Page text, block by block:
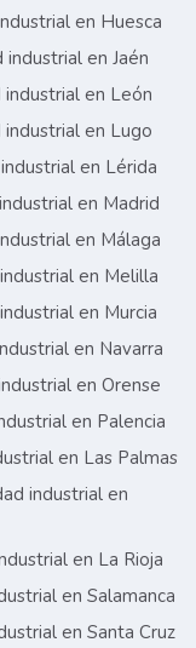
en Huesca
en Jaén
en León
en Lugo
en Lérida
en Madrid
en Málaga
en Melilla
en Murcia
en Navarra
en Orense
en Palencia
en Las Palmas
industrial en
en La Rioja
en Salamanca
en Santa Cruz